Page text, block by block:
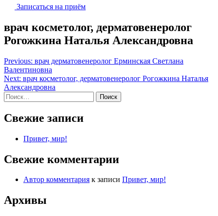
Записаться на приём
врач косметолог, дерматовенеролог
Рогожкина Наталья Александровна
Навигация
по
записям
Previous: врач дерматовенеролог Ерминская Светлана
Валентиновна
Next: врач косметолог, дерматовенеролог Рогожкина Наталья
Александровна
Найти:
Свежие записи
Привет, мир!
Свежие комментарии
Автор комментария к записи Привет, мир!
Архивы